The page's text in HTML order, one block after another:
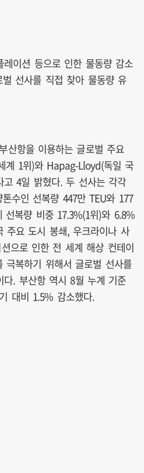
레이션 등으로 인한 물동량 감소
선사를 직접 찾아 물동량 유
산항을 이용하는 글로벌 주요
계 1위)와 Hapag-Lloyd(독일 국
4일 밝혔다. 두 선사는 각각
수인 선복량 447만 TEU와 177
선복량 비중 17.3%(1위)와 6.8%
주요 도시 봉쇄, 우크라이나 사
으로 인한 전 세계 해상 컨테이
극복하기 위해서 글로벌 선사를
다. 부산항 역시 8월 누계 기준
대비 1.5% 감소했다.